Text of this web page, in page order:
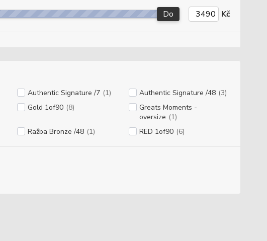
Do Kč
Authentic Signature /7 (1) Authentic Signature /48 (3)
Gold 1of90 (8)
Greats Moments -
oversize (1)
Ražba Bronze /48 (1) RED 1of90 (6)